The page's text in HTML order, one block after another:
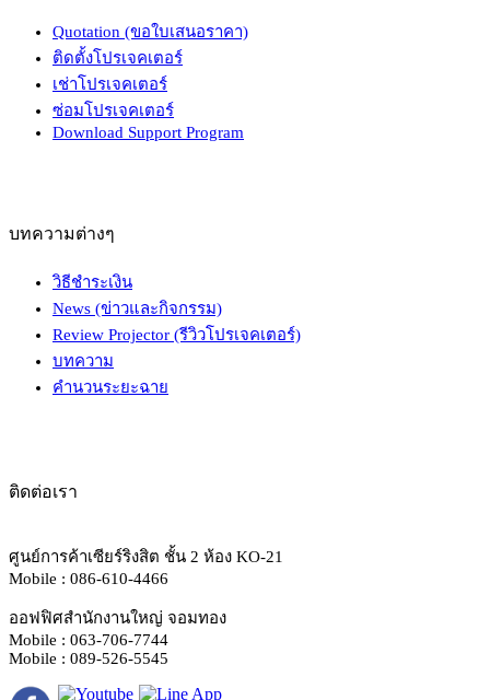
Quotation (ขอใบเสนอราคา)
ติดตั้งโปรเจคเตอร์
เช่าโปรเจคเตอร์
ซ่อมโปรเจคเตอร์
Download Support Program
บทความต่างๆ
วิธีชำระเงิน
News (ข่าวและกิจกรรม)
Review Projector (รีวิวโปรเจคเตอร์)
บทความ
คำนวนระยะฉาย
ติดต่อเรา
ศูนย์การค้าเซียร์ริงสิต ชั้น 2 ห้อง KO-21
Mobile : 086-610-4466
ออฟฟิศสำนักงานใหญ่ จอมทอง
Mobile : 063-706-7744
Mobile : 089-526-5545